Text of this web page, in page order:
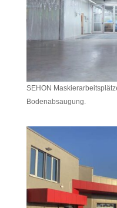
SEHON
Bodenabsaugung.